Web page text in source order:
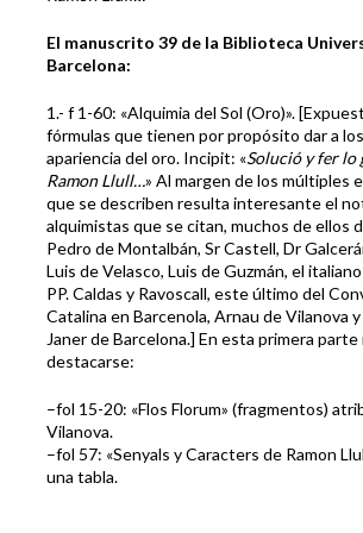
El manuscrito 39 de la Biblioteca
Barcelona:
1.- f 1-60: «Alquimia del Sol (Oro)».
fórmulas que tienen por propósito dar a
apariencia del oro. Incipit: «Solució y fer lo
Ramon Llull…» Al margen de los múltiples
que se describen resulta interesante el
alquimistas que se citan, muchos de ellos
Pedro de Montalbán, Sr Castell, Dr
Luis de Velasco, Luis de Guzmán, el
PP. Caldas y Ravoscall, este último del
Catalina en Barcenola, Arnau de Vilanova
Janer de Barcelona.] En esta primera
destacarse:
–fol 15-20: «Flos Florum» (fragmentos)
Vilanova.
–fol 57: «Senyals y Caracters de Ramon
una tabla.